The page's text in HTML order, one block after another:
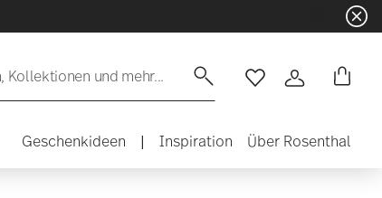
Kollektionen und mehr... WishlistAnmelden
Geschenkideen | Inspiration Über Rosenthal